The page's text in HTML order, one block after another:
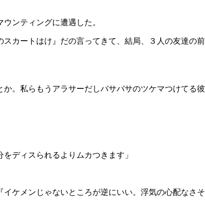
ンティングに遭遇した。
カートはけ』だの言ってきて、結局、３人の友達の前
。私らもうアラサーだしバサバサのツケマつけてる彼
ディスられるよりムカつきます」
ケメンじゃないところが逆にいい。浮気の心配なさそ